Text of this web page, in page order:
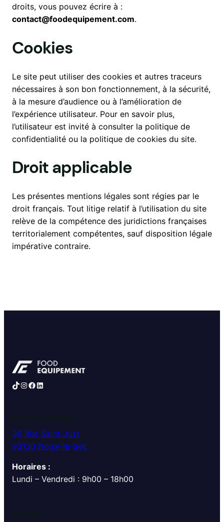
droits, vous pouvez écrire à :
contact@foodequipement.com.
Cookies
Le site peut utiliser des cookies et autres traceurs
nécessaires à son bon fonctionnement, à la sécurité,
à la mesure d’audience ou à l’amélioration de
l’expérience utilisateur. Pour en savoir plus,
l’utilisateur est invité à consulter la politique de
confidentialité ou la politique de cookies du site.
Droit applicable
Les présentes mentions légales sont régies par le
droit français. Tout litige relatif à l’utilisation du site
relève de la compétence des juridictions françaises
territorialement compétentes, sauf disposition légale
impérative contraire.
TikTok Instagram Facebook LinkedIn
36 Rue Saint-Just
93130 Noisy-le-Sec
Horaires :
Lundi – Vendredi : 9h00 – 18h00